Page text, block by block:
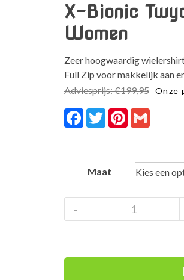
X-Bionic
Women
Zeer hoogwaardig
Full Zip voor makkelijk aan
Adviesprijs:€199,95 Onze
Facebook
TwitterPinterestGmail
Maat
Bionic
Bike
-